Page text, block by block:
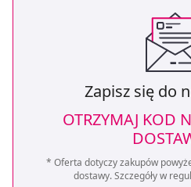
Zapisz się do
OTRZYMAJ KOD
* Oferta dotyczy zakupów
dostawy. Szczegóły w